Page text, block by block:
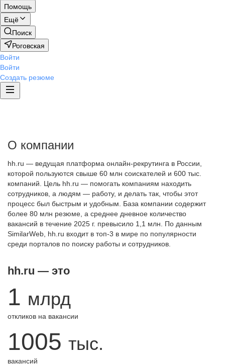
Помощь
Ещё
Поиск
Роговская
Войти
Войти
Создать резюме
О компании
hh.ru — ведущая платформа онлайн-рекрутинга в России,
которой пользуются свыше 60 млн соискателей и 600 тыс.
компаний. Цель hh.ru — помогать компаниям находить
сотрудников, а людям — работу, и делать так, чтобы этот
процесс был быстрым и удобным. База компании содержит
более 80 млн резюме, а среднее дневное количество
вакансий в течение 2025 г. превысило 1,1 млн. По данным
SimilarWeb, hh.ru входит в топ-3 в мире по популярности
среди порталов по поиску работы и сотрудников.
hh.ru — это
1 млрд
откликов на вакансии
1005 тыс.
вакансий